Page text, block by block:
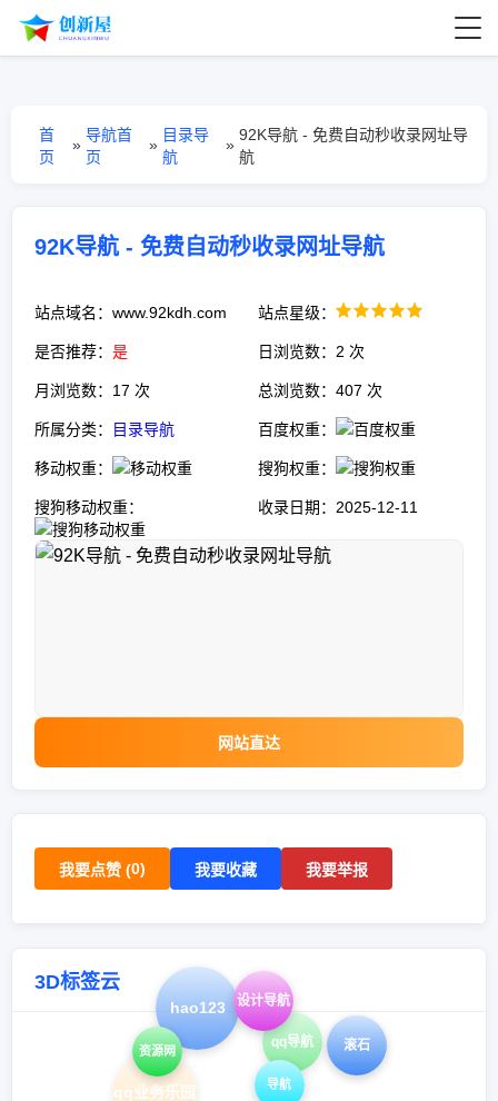
首
页
»
导航首
页
»
目录导
航
»
92K导航 - 免费自动秒收录网址导
航
92K导航 - 免费自动秒收录网址导航
站点域名：www.92kdh.com 站点星级：
是否推荐： 是 日浏览数：2 次
月浏览数：17 次 总浏览数：407 次
所属分类： 目录导航 百度权重：
移动权重： 搜狗权重：
搜狗移动权重： 收录日期：2025-12-11
网站直达
我要点赞 (0) 我要收藏 我要举报
3D标签云
导航
滚石
设计导航
资源网
qq导航
hao123
qq业务乐园